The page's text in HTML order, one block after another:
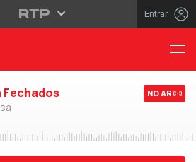
Entrar
Fechados NO AR